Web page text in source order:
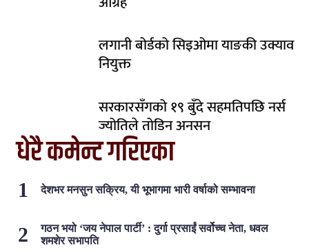
लगानी बोर्डको सिइओमा याङकी उक्याव
नियुक्त
सरकारसँगको १९ बुँदे सहमतिपछि नर्स
ज्योतिले तोडिन अनसन
धेरै कमेन्ट गरिएका
देशभर मनसुन सक्रिय, यी भूभागमा भारी वर्षाको सम्भावना
गठन भयो ‘जय नेपाल पार्टी’ : दुर्गा प्रसाईं सर्वोच्च नेता, धवल
शमशेर सभापति